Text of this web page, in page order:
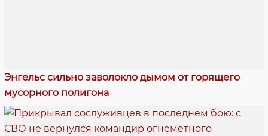
Энгельс сильно заволокло дымом от горящего
мусорного полигона